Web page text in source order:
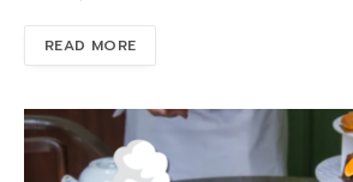
READ MORE